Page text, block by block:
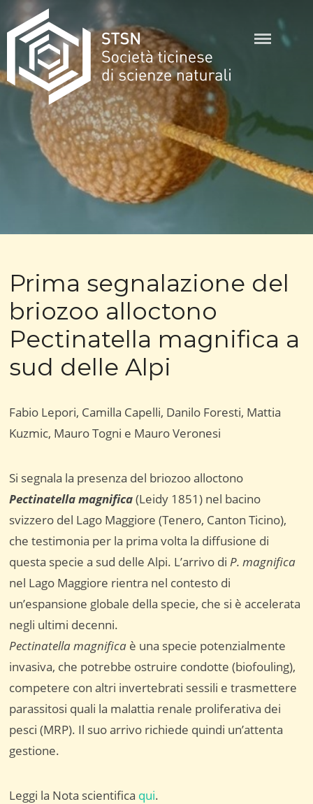
to
content
STSN
Prima segnalazione del
briozoo alloctono
Pectinatella magnifica a
sud delle Alpi
Fabio Lepori, Camilla Capelli, Danilo Foresti, Mattia
Kuzmic, Mauro Togni e Mauro Veronesi
Si segnala la presenza del briozoo alloctono
Pectinatella magnifica(Leidy 1851) nel bacino
svizzero del Lago Maggiore (Tenero, Canton Ticino),
che testimonia per la prima volta la diffusione di
questa specie a sud delle Alpi. L’arrivo diP. magnifica
nel Lago Maggiore rientra nel contesto di
un’espansione globale della specie, che si è accelerata
negli ultimi decenni.
Pectinatella magnifica è una specie potenzialmente
invasiva, che potrebbe ostruire condotte (biofouling),
competere con altri invertebrati sessili e trasmettere
parassitosi quali la malattia renale proliferativa dei
pesci (MRP). Il suo arrivo richiede quindi un’attenta
gestione.
Leggi la Nota scientifica qui.